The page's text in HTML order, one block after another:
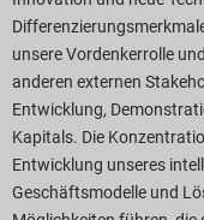
unsere Vordenkerrolle
anderen externen
Entwicklung,
Kapitals. Die
Entwicklung unseres
Geschäftsmodelle und